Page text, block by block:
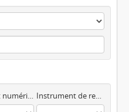
Document numérique disponible Instrument de recherche